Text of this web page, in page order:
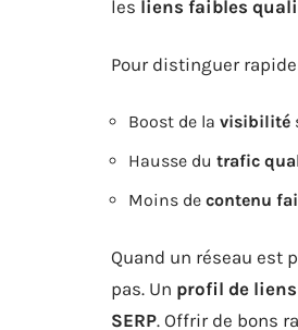
les liens faibles
Pour distinguer
Boost de la visibilité
Hausse du trafic
Moins de contenu
Quand un réseau est
pas. Un profil de liens
SERP. Offrir de bons